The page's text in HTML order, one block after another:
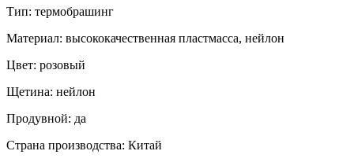
Тип: термобрашинг
Материал: высококачественная пластмасса, нейлон
Цвет: розовый
Щетина: нейлон
Продувной: да
Страна производства: Китай